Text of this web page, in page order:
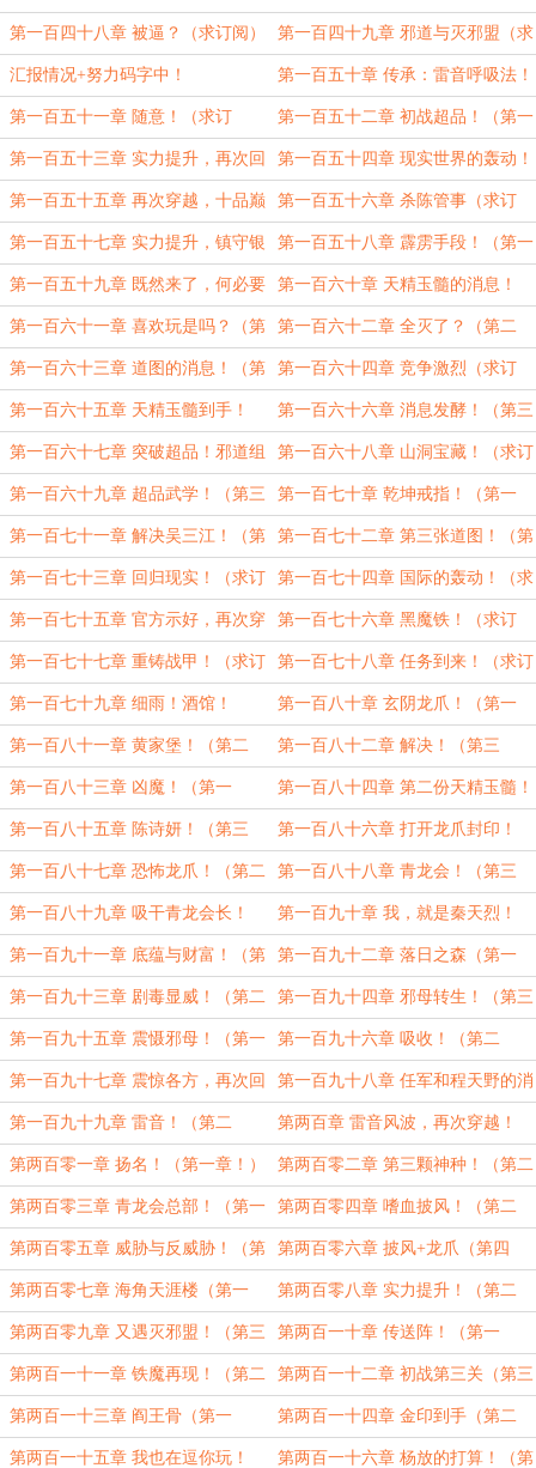
第一百四十八章 被逼？（求订阅） 第一百四十九章 邪道与灭邪盟（求
订阅！）
汇报情况+努力码字中！ 第一百五十章 传承：雷音呼吸法！
（求订阅！）
第一百五十一章 随意！（求订
阅！）
第一百五十二章 初战超品！（第一
章）
第一百五十三章 实力提升，再次回
归！（第二章！）
第一百五十四章 现实世界的轰动！
（求订阅！）
第一百五十五章 再次穿越，十品巅
峰（第二章！）
第一百五十六章 杀陈管事（求订
阅！）
第一百五十七章 实力提升，镇守银
矿！（求订阅！）
第一百五十八章 霹雳手段！（第一
章）
第一百五十九章 既然来了，何必要
走？（第二章！）
第一百六十章 天精玉髓的消息！
（第三章！）
第一百六十一章 喜欢玩是吗？（第
一章）
第一百六十二章 全灭了？（第二
章！）
第一百六十三章 道图的消息！（第
三章！）
第一百六十四章 竞争激烈（求订
阅！）
第一百六十五章 天精玉髓到手！
（第二章！）
第一百六十六章 消息发酵！（第三
章！）
第一百六十七章 突破超品！邪道组
织的阴谋！（第一章！）
第一百六十八章 山洞宝藏！（求订
阅！）
第一百六十九章 超品武学！（第三
章！）
第一百七十章 乾坤戒指！（第一
章！）
第一百七十一章 解决吴三江！（第
二章！）
第一百七十二章 第三张道图！（第
三章）
第一百七十三章 回归现实！（求订
阅！）
第一百七十四章 国际的轰动！（求
订阅！）
第一百七十五章 官方示好，再次穿
越！（第三章！）
第一百七十六章 黑魔铁！（求订
阅！）
第一百七十七章 重铸战甲！（求订
阅！）
第一百七十八章 任务到来！（求订
阅！）
第一百七十九章 细雨！酒馆！
（第二章！）
第一百八十章 玄阴龙爪！（第一
章！）
第一百八十一章 黄家堡！（第二
章！）
第一百八十二章 解决！（第三
章！）
第一百八十三章 凶魔！（第一
章！）
第一百八十四章 第二份天精玉髓！
（第二章！）
第一百八十五章 陈诗妍！（第三
章！）
第一百八十六章 打开龙爪封印！
（第一章！）
第一百八十七章 恐怖龙爪！（第二
章）
第一百八十八章 青龙会！（第三
章！）
第一百八十九章 吸干青龙会长！
（第一章！）
第一百九十章 我，就是秦天烈！
（第二章！）
第一百九十一章 底蕴与财富！（第
三章！）
第一百九十二章 落日之森（第一
章！）
第一百九十三章 剧毒显威！（第二
章！）
第一百九十四章 邪母转生！（第三
章！）
第一百九十五章 震慑邪母！（第一
章！）
第一百九十六章 吸收！（第二
章！）
第一百九十七章 震惊各方，再次回
归！（第三章！）
第一百九十八章 任军和程天野的消
息！（第一章！）
第一百九十九章 雷音！（第二
章！）
第两百章 雷音风波，再次穿越！
（第三章！）
第两百零一章 扬名！（第一章！） 第两百零二章 第三颗神种！（第二
章！）
第两百零三章 青龙会总部！（第一
章！）
第两百零四章 嗜血披风！（第二
章！）
第两百零五章 威胁与反威胁！（第
三章！）
第两百零六章 披风+龙爪（第四
章！）
第两百零七章 海角天涯楼（第一
章！）
第两百零八章 实力提升！（第二
章！）
第两百零九章 又遇灭邪盟！（第三
章！）
第两百一十章 传送阵！（第一
章！）
第两百一十一章 铁魔再现！（第二
章！）
第两百一十二章 初战第三关（第三
章！）
第两百一十三章 阎王骨（第一
章！）
第两百一十四章 金印到手（第二
章！）
第两百一十五章 我也在逗你玩！ 第两百一十六章 杨放的打算！（第